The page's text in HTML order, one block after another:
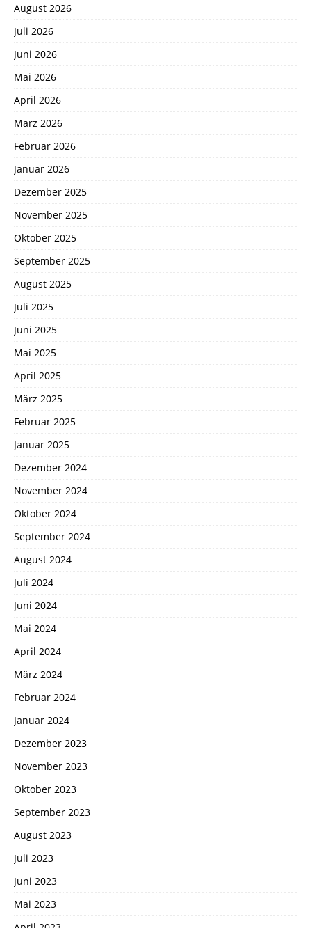
August 2026
Juli 2026
Juni 2026
Mai 2026
April 2026
März 2026
Februar 2026
Januar 2026
Dezember 2025
November 2025
Oktober 2025
September 2025
August 2025
Juli 2025
Juni 2025
Mai 2025
April 2025
März 2025
Februar 2025
Januar 2025
Dezember 2024
November 2024
Oktober 2024
September 2024
August 2024
Juli 2024
Juni 2024
Mai 2024
April 2024
März 2024
Februar 2024
Januar 2024
Dezember 2023
November 2023
Oktober 2023
September 2023
August 2023
Juli 2023
Juni 2023
Mai 2023